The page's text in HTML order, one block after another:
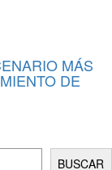
MÁS
DE
BUSCAR